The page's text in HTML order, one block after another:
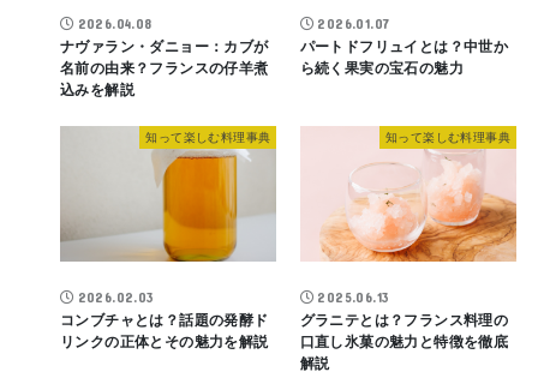
2026.04.08
ナヴァラン・ダニョー：カブが
名前の由来？フランスの仔羊煮
込みを解説
2026.01.07
パートドフリュイとは？中世か
ら続く果実の宝石の魅力
知って楽しむ料理事典
2026.02.03
コンブチャとは？話題の発酵ド
リンクの正体とその魅力を解説
知って楽しむ料理事典
2025.06.13
グラニテとは？フランス料理の
口直し氷菓の魅力と特徴を徹底
解説